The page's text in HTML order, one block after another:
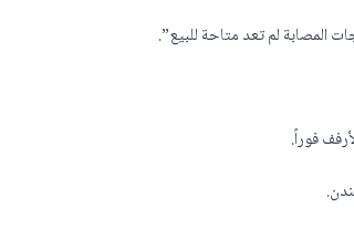
المصابة لم تعد متاحة للبيع”.
فوراً.